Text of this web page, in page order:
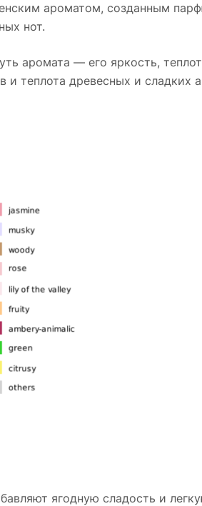
ароматом, созданным
нот.
аромата — его яркость,
и теплота древесных и сладких
ягодную сладость и